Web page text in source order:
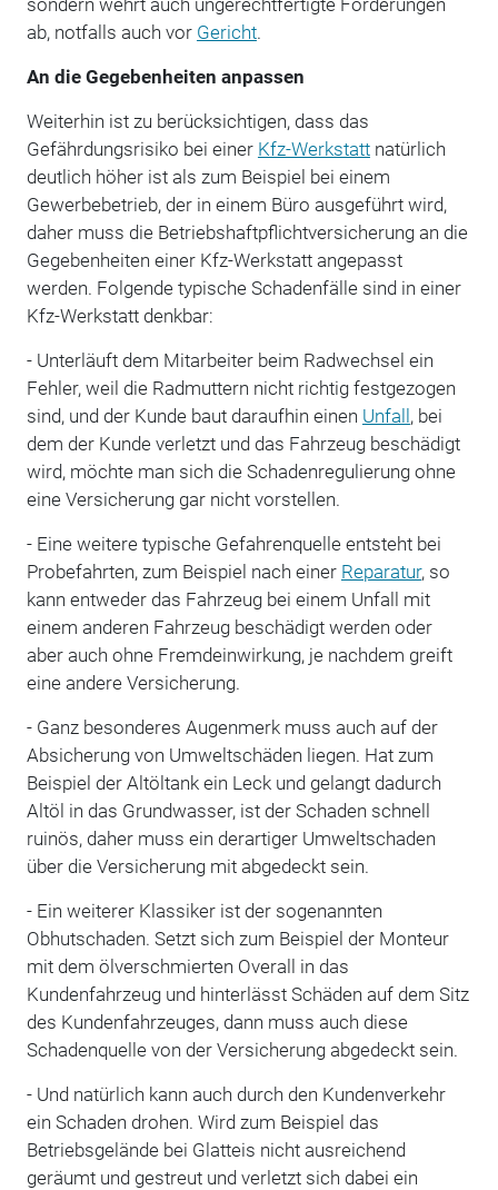
ab, notfalls auch vor Gericht.
An die Gegebenheiten anpassen
Weiterhin ist zu berücksichtigen, dass das
Gefährdungsrisiko bei einer Kfz-Werkstattnatürlich
deutlich höher ist als zum Beispiel bei einem
Gewerbebetrieb, der in einem Büro ausgeführt wird,
daher muss die Betriebshaftpflichtversicherung an die
Gegebenheiten einer Kfz-Werkstatt angepasst
werden. Folgende typische Schadenfälle sind in einer
Kfz-Werkstatt denkbar:
- Unterläuft dem Mitarbeiter beim Radwechsel ein
Fehler, weil die Radmuttern nicht richtig festgezogen
sind, und der Kunde baut daraufhin einen Unfall, bei
dem der Kunde verletzt und das Fahrzeug beschädigt
wird, möchte man sich die Schadenregulierung ohne
eine Versicherung gar nicht vorstellen.
- Eine weitere typische Gefahrenquelle entsteht bei
Probefahrten, zum Beispiel nach einer Reparatur, so
kann entweder das Fahrzeug bei einem Unfall mit
einem anderen Fahrzeug beschädigt werden oder
aber auch ohne Fremdeinwirkung, je nachdem greift
eine andere Versicherung.
- Ganz besonderes Augenmerk muss auch auf der
Absicherung von Umweltschäden liegen. Hat zum
Beispiel der Altöltank ein Leck und gelangt dadurch
Altöl in das Grundwasser, ist der Schaden schnell
ruinös, daher muss ein derartiger Umweltschaden
über die Versicherung mit abgedeckt sein.
- Ein weiterer Klassiker ist der sogenannten
Obhutschaden. Setzt sich zum Beispiel der Monteur
mit dem ölverschmierten Overall in das
Kundenfahrzeug und hinterlässt Schäden auf dem Sitz
des Kundenfahrzeuges, dann muss auch diese
Schadenquelle von der Versicherung abgedeckt sein.
- Und natürlich kann auch durch den Kundenverkehr
ein Schaden drohen. Wird zum Beispiel das
Betriebsgelände bei Glatteis nicht ausreichend
geräumt und gestreut und verletzt sich dabei ein